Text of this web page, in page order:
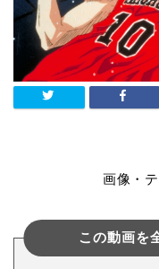
画像・
この動画を